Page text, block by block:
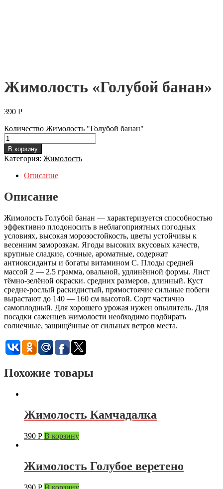
Жимолость «Голубой банан»
390 Р
Количество Жимолость "Голубой банан"
В корзину
Категория: Жимолость
Описание
Описание
Жимолость Голубой банан — характеризуется способностью
эффективно плодоносить в неблагоприятных погодных
условиях, высокая морозостойкость, цветы устойчивы к
весенним заморозкам. Ягоды высоких вкусовых качеств,
крупные сладкие, сочные, ароматные, содержат
антиоксиданты и богаты витамином C. Плоды средней
массой 2 — 2.5 грамма, овальной, удлинённой формы. Лист
тёмно-зелёной окраски. средних размеров, длинный. Куст
средне-рослый раскидистый, прямостоячие сильные побеги
вырастают до 140 — 160 см высотой. Сорт частично
самоплодный. Для хорошего урожая нужен опылитель. Для
посадки саженцев жимолости необходимо подбирать
солнечные, защищённые от сильных ветров места.
Похожие товары
Жимолость Камчадалка
390 Р В корзину
Жимолость Голубое веретено